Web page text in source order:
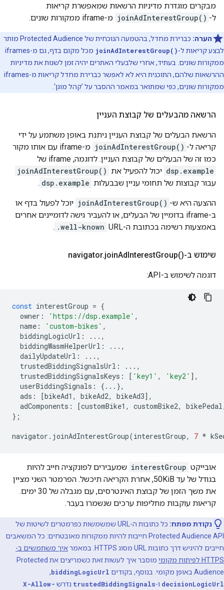
מבקרים מוגדרת מדיניות הרשאות שמאפשרת קריאות
ל- joinAdInterestGroup() מ-iframe ממקורות שונים.
הערה:
כברירת מחדל, בהטמעה הנוכחית של Protected Audience מותר
לבצע קריאות ל-joinAdInterestGroup()
מכל מקום בדף, גם מ-iframes
ממקורות שונים. בעתיד, אחרי שלבעלי האתרים יהיה זמן לשנות את מדיניות
ההרשאות שלהם, התוכנית היא לא לאפשר כברירת מחדל קריאות מ-iframes
ממקורות שונים, כפי שמתואר במאמר ההסבר על 'קהל מוגן'.
הרשאה מהבעלים של קבוצת העניין
הרשאת הבעלים של קבוצת העניין ניתנת באופן משתמע על ידי
קריאה ל- joinAdInterestGroup()
מ-iframe עם אותו מקור
כמו זה של הבעלים של קבוצת העניין. לדוגמה, iframe של
dsp.example יכול להפעיל את joinAdInterestGroup()
עבור קבוצות של תחומי עניין שבבעלות dsp.example
.
ההצעה היא ש- joinAdInterestGroup() יוכל לפעול בדף או
ב-iframe בדומיין של הבעלים, או להעביר גישה לדומיינים אחרים
באמצעות רשימה בכתובת ה-URL
.well-known
.
שימוש ב-navigator .joinAdInterestGroup()‎
דוגמה לשימוש ב-API:
const interestGroup = {
owner : 'https://dsp.example' ,
name : 'custom-bikes' ,
biddingLogicUrl :
...,
biddingWasmHelperUrl :
...,
dailyUpdateUrl :
...,
trustedBiddingSignalsUrl :
...,
trustedBiddingSignalsKeys : [ 'key1' , 'key2' ],
userBiddingSignals :
{...},
ads : [bikeAd1 , bikeAd2, bikeAd3],
adComponents : [customBike1 , customBike2, bikePedal
};
navigator . joinAdInterestGroup(interestGroup, 7 *
אובייקט interestGroup שמעבירים לפונקציה חייב להיות
בגודל של עד 50KiB, אחרת הקריאה תיכשל. הפרמטר השני מציין
את משך הזמן של קבוצת האינטרסים, עם מגבלה של 30 ימים.
קריאות עוקבות מחליפות ערכים שנשמרו בעבר.
נקודת מפתח:
כל כתובות ה-URL שמשמשות כפרמטרים לשיטות של
Protected Audience API חייבות להיות ממקורות מאובטחים: כל המשאבים
חייבים להיגיש דרך כתובות URL מסוג HTTPS. במאמר
איך משתמשים ב-
HTTPS לפיתוח מקומי
מוסבר איך לעשות זאת כשמריצים את Protected
Audience באופן מקומי. בנוסף, בקודים
biddingLogicUrl
,‏
decisionLogicUrl ו-trustedBiddingSignals נדרש X-Allow-